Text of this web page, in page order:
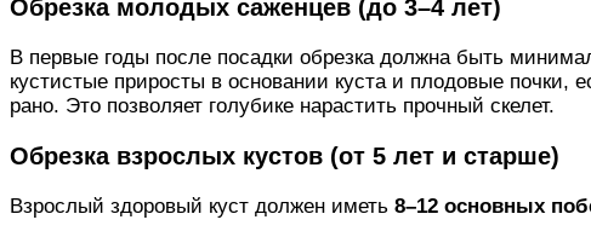
Обрезка молодых саженцев (до 3–4 лет)
В первые годы после посадки обрезка должна быть
кустистые приросты в основании куста и плодовые почки,
рано. Это позволяет голубике нарастить прочный скелет.
Обрезка взрослых кустов (от 5 лет и старше)
Взрослый здоровый куст должен иметь 8–12 основных